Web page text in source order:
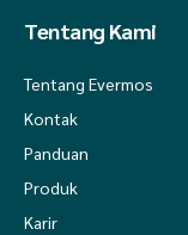
Tentang Kami
Tentang Evermos
Kontak
Panduan
Produk
Karir